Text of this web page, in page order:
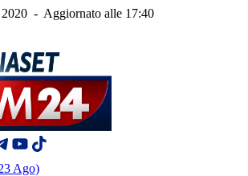
- Aggiornato alle 17:40
Ago)